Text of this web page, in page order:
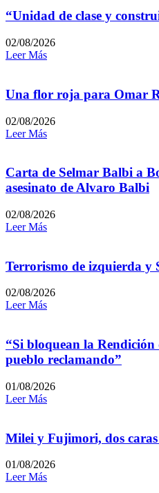
“Unidad de clase y
02/08/2026
Leer Más
Una flor roja para Omar
02/08/2026
Leer Más
Carta de Selmar Balbi a
asesinato de Alvaro Balbi
02/08/2026
Leer Más
Terrorismo de izquierda y
02/08/2026
Leer Más
“Si bloquean la
pueblo reclamando”
01/08/2026
Leer Más
Milei y Fujimori, dos
01/08/2026
Leer Más